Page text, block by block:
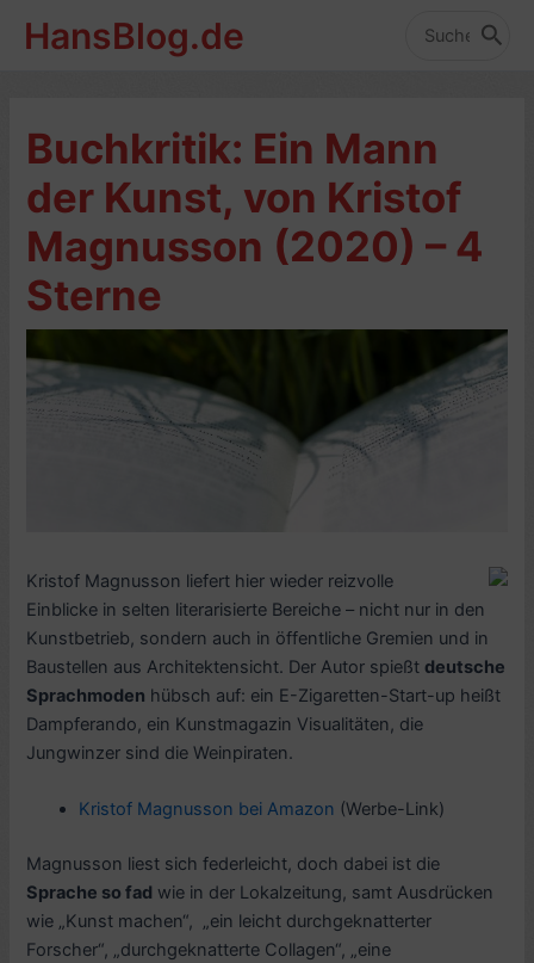
InhaltHansBlog.de
Search
Buchkritik: Ein Mann
der Kunst, von Kristof
Magnusson (2020) – 4
Sterne
Kristof Magnusson liefert hier wieder reizvolle
Einblicke in selten literarisierte Bereiche – nicht nur in den
Kunstbetrieb, sondern auch in öffentliche Gremien und in
Baustellen aus Architektensicht. Der Autor spießt deutsche
Sprachmoden hübsch auf: ein E-Zigaretten-Start-up heißt
Dampferando, ein Kunstmagazin Visualitäten, die
Jungwinzer sind die Weinpiraten.
Kristof Magnusson bei Amazon (Werbe-Link)
Magnusson liest sich federleicht, doch dabei ist die
Sprache so fad wie in der Lokalzeitung, samt Ausdrücken
wie „Kunst machen“, „ein leicht durchgeknatterter
Forscher“, „durchgeknatterte Collagen“, „eine